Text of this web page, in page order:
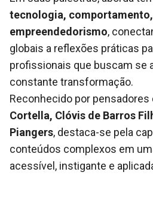
tecnologia,
empreendedorismo,
globais a reflexões práticas
profissionais que buscam se
constante transformação.
Reconhecido por pensadores
Cortella, Clóvis de Barros
Piangers, destaca-se pela
conteúdos complexos em
acessível, instigante e